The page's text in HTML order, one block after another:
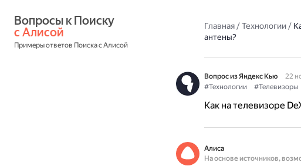
с Алисой
Примеры ответов Поиска с Алисой
Главная/Технологии/
антены?
Вопрос из Яндекс Кью
22
#Технологии
#Телевизоры
Как на телевизоре
Алиса
На основе источников,